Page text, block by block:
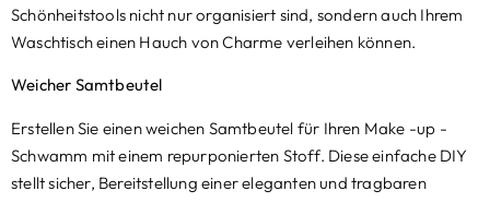
Schönheitstools nicht nur organisiert sind, sondern auch Ihrem
Waschtisch einen Hauch von Charme verleihen können.
Weicher Samtbeutel
Erstellen Sie einen weichen Samtbeutel für Ihren Make -up -
Schwamm mit einem repurponierten Stoff. Diese einfache DIY
stellt sicher, Bereitstellung einer eleganten und tragbaren